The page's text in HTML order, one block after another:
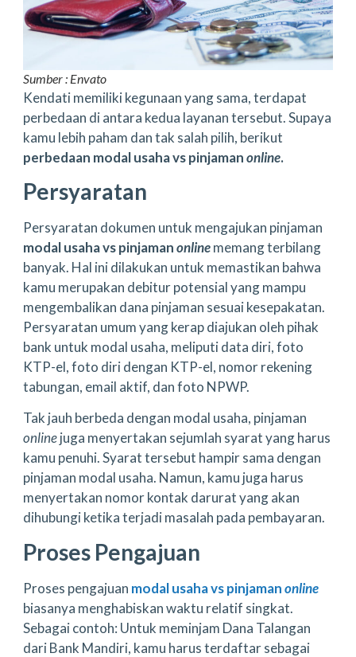
Sumber : Envato
Kendati memiliki kegunaan yang sama, terdapat
perbedaan di antara kedua layanan tersebut. Supaya
kamu lebih paham dan tak salah pilih, berikut
perbedaan modal usaha vs pinjamanonline.
Persyaratan
Persyaratan dokumen untuk mengajukan pinjaman
modal usaha vs pinjamanonlinememang terbilang
banyak. Hal ini dilakukan untuk memastikan bahwa
kamu merupakan debitur potensial yang mampu
mengembalikan dana pinjaman sesuai kesepakatan.
Persyaratan umum yang kerap diajukan oleh pihak
bank untuk modal usaha, meliputi data diri, foto
KTP-el, foto diri dengan KTP-el, nomor rekening
tabungan, email aktif, dan foto NPWP.
Tak jauh berbeda dengan modal usaha, pinjaman
onlinejuga menyertakan sejumlah syarat yang harus
kamu penuhi. Syarat tersebut hampir sama dengan
pinjaman modal usaha. Namun, kamu juga harus
menyertakan nomor kontak darurat yang akan
dihubungi ketika terjadi masalah pada pembayaran.
Proses Pengajuan
Proses pengajuan modal usaha vs pinjamanonline
biasanya menghabiskan waktu relatif singkat.
Sebagai contoh: Untuk meminjam Dana Talangan
dari Bank Mandiri, kamu harus terdaftar sebagai